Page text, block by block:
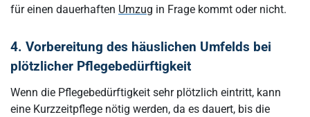
für einen dauerhaften Umzug in Frage kommt oder nicht.
4. Vorbereitung des häuslichen Umfelds bei
plötzlicher Pflegebedürftigkeit
Wenn die Pflegebedürftigkeit sehr plötzlich eintritt, kann
eine Kurzzeitpflege nötig werden, da es dauert, bis die